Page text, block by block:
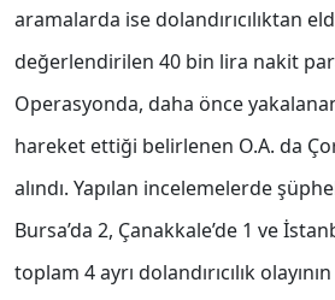
aramalarda ise dolandırıcılıktan
değerlendirilen 40 bin lira nakit
Operasyonda, daha önce
hareket ettiği belirlenen O.A. da
alındı. Yapılan incelemelerde
Bursa’da 2, Çanakkale’de 1 ve
toplam 4 ayrı dolandırıcılık